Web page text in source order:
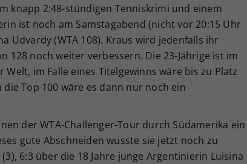
knapp 2:48-stündigen Tenniskrimi und einem
ist noch am Samstagabend (nicht vor 20:15 Uhr
Udvardy (WTA 108). Kraus wird jedenfalls ihr
128 noch weiter verbessern. Die 23-Jährige ist im
im Falle eines Titelgewinns wäre bis zu Platz
Top 100 wäre es dann nur noch ein
der WTA-Challenger-Tour durch Südamerika ein
gute Abschneiden wusste sie jetzt noch zu
6:3 über die 18 Jahre junge Argentinierin Luisina